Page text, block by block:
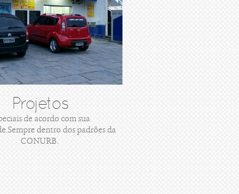
Projetos
de acordo com sua
dentro dos padrões da
CONURB.